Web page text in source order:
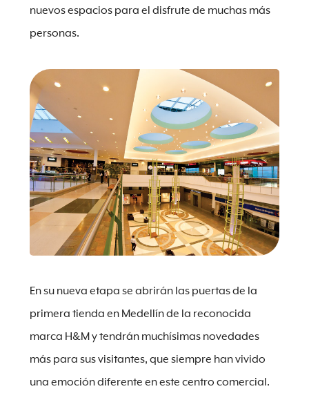
nuevos espacios para el disfrute de muchas más
personas.
En su nueva etapa se abrirán las puertas de la
primera tienda en Medellín de la reconocida
marca H&M y tendrán muchísimas novedades
más para sus visitantes, que siempre han vivido
una emoción diferente en este centro comercial.